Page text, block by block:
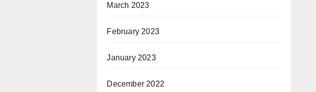
March 2023
February 2023
January 2023
December 2022